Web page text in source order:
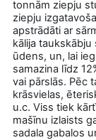
tonnām ziepju
ziepju
apstrādāti ar
kālija
ūdens, un, lai
samazina līdz
vai pārslās. Pēc
krāsvielas,
u.c. Viss tiek
mašīnu izlaists
sadala gabalos